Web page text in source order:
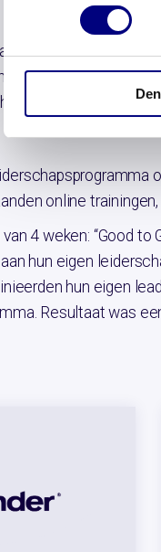
organisatie
en onervaren op het
ingevlogen om
online
4 weken: “Good
hun eigen
hun eigen
Resultaat was